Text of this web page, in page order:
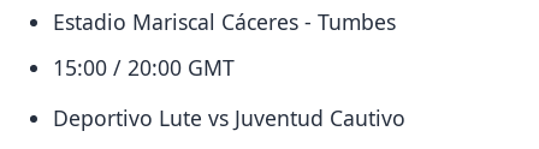
Estadio Mariscal Cáceres - Tumbes
15:00 / 20:00 GMT
Deportivo Lute vs Juventud Cautivo